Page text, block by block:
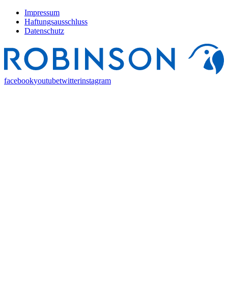
Impressum
Haftungsausschluss
Datenschutz
facebookyoutubetwitterinstagram